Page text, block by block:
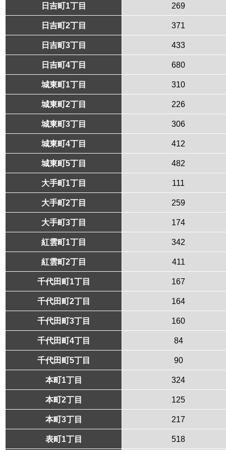
日吉町1丁目 269
日吉町2丁目 371
日吉町3丁目 433
日吉町4丁目 680
城東町1丁目 310
城東町2丁目 226
城東町3丁目 306
城東町4丁目 412
城東町5丁目 482
大手町1丁目 111
大手町2丁目 259
大手町3丁目 174
紅雲町1丁目 342
紅雲町2丁目 411
千代田町1丁目 167
千代田町2丁目 164
千代田町3丁目 160
千代田町4丁目 84
千代田町5丁目 90
本町1丁目 324
本町2丁目 125
本町3丁目 217
表町1丁目 518